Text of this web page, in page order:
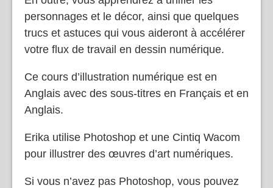
personnages et le décor, ainsi que quelques
trucs et astuces qui vous aideront à accélérer
votre flux de travail en dessin numérique.
Ce cours d’illustration numérique est en
Anglais avec des sous-titres en Français et en
Anglais.
Erika utilise Photoshop et une Cintiq Wacom
pour illustrer des œuvres d’art numériques.
Si vous n’avez pas Photoshop, vous pouvez